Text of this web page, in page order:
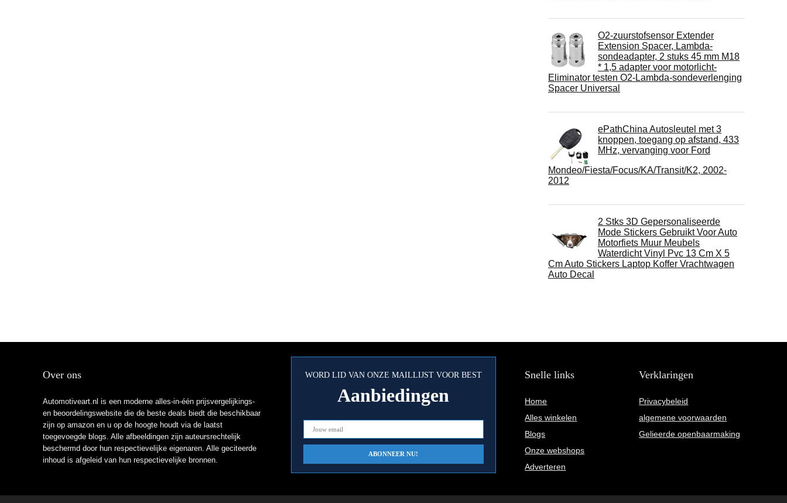
O2-zuurstofsensor Extender
Extension Spacer, Lambda-
sondeadapter, 2 stuks 45 mm M18
* 1,5 adapter voor motorlicht-
Eliminator testen O2-Lambda-sondeverlenging
Spacer Universal
ePathChina Autosleutel met 3
knoppen, toegang op afstand, 433
MHz, vervanging voor Ford
Mondeo/Fiesta/Focus/KA/Transit/K2, 2002-
2012
2 Stks 3D Gepersonaliseerde
Mode Stickers Gebruikt Voor Auto
Motorfiets Muur Meubels
Waterdicht Vinyl Pvc 13 Cm X 5
Cm Auto Stickers Laptop Koffer Vrachtwagen
Auto Decal
Over ons
Automotiveart.nl is een moderne alles-in-één prijsvergelijkings-
en beoordelingswebsite die de beste deals biedt die beschikbaar
zijn op amazon en u op de hoogte houdt via de laatst
toegevoegde blogs. Alle afbeeldingen zijn auteursrechtelijk
beschermd door hun respectievelijke eigenaren. Alle geciteerde
inhoud is afgeleid van hun respectievelijke bronnen.
WORD LID VAN ONZE MAILLIJST VOOR BEST
Aanbiedingen
Snelle links
Home
Alles winkelen
Blogs
Onze webshops
Adverteren
Verklaringen
Privacybeleid
algemene voorwaarden
Gelieerde openbaarmaking